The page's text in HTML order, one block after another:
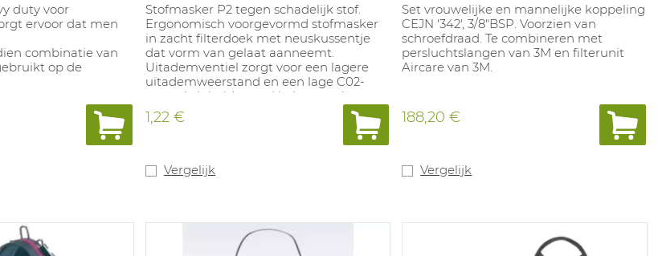
duty voor
ervoor dat men
combinatie van
op de
Stofmasker P2 tegen schadelijk stof.
Ergonomisch voorgevormd stofmasker
in zacht filterdoek met neuskussentje
dat vorm van gelaat aanneemt.
Uitademventiel zorgt voor een lagere
uitademweerstand en een lage C02-
en vochtigheidsgraad in het masker.
Geen neusklem, noch andere metalen
onderdelen. Voorzien van regelbare,
1,22 €
Vergelijk
Set vrouwelijke en mannelijke koppeling
CEJN '342', 3/8"BSP. Voorzien van
schroefdraad. Te combineren met
persluchtslangen van 3M en filterunit
Aircare van 3M.
188,20 €
Vergelijk